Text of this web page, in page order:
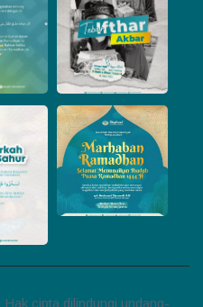
cipta dilindungi undang-